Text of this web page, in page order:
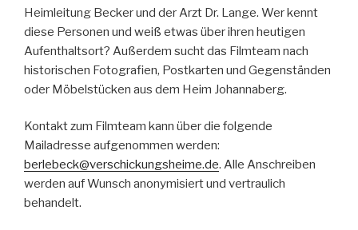
Heimleitung Becker und der Arzt Dr. Lange. Wer kennt
diese Personen und weiß etwas über ihren heutigen
Aufenthaltsort? Außerdem sucht das Filmteam nach
historischen Fotografien, Postkarten und Gegenständen
oder Möbelstücken aus dem Heim Johannaberg.
Kontakt zum Filmteam kann über die folgende
Mailadresse aufgenommen werden:
berlebeck@verschickungsheime.de. Alle Anschreiben
werden auf Wunsch anonymisiert und vertraulich
behandelt.